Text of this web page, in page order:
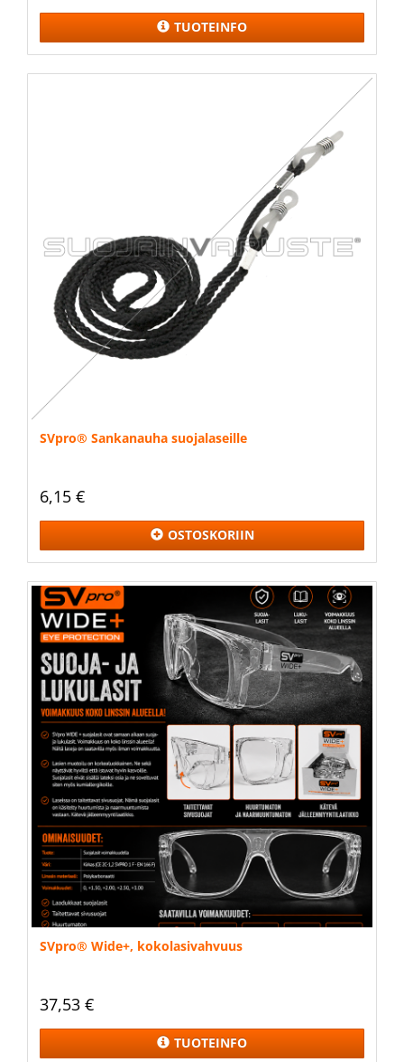
TUOTEINFO
SVpro® Sankanauha suojalaseille
6,15 €
OSTOSKORIIN
SVpro® Wide+, kokolasivahvuus
37,53 €
TUOTEINFO